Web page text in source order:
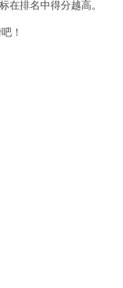
在排名中得分越高。
！